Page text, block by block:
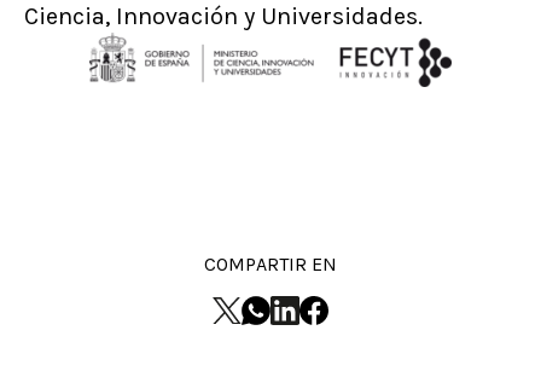
Ciencia, Innovación y Universidades.
COMPARTIR EN